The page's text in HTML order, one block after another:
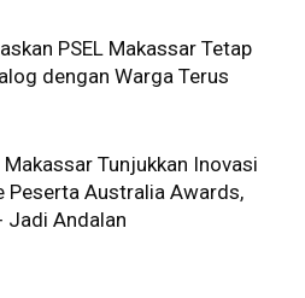
PSEL Makassar Tetap
dengan Warga Terus
Tunjukkan Inovasi
Peserta Australia Awards,
Jadi Andalan